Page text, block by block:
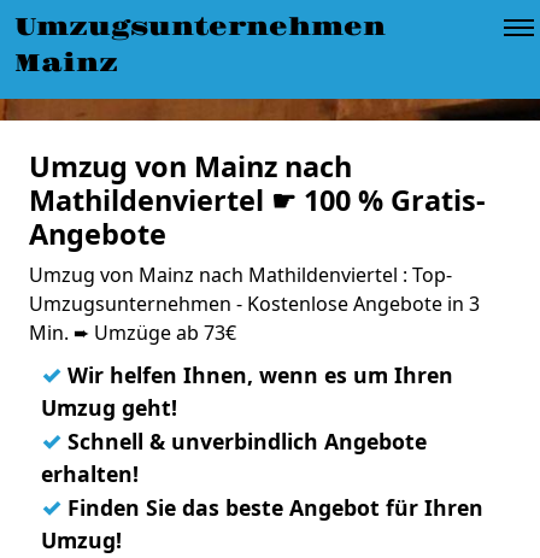
Umzugsunternehmen
Mainz
Umzug von Mainz nach
Mathildenviertel ☛ 100 % Gratis-
Angebote
Umzug von Mainz nach Mathildenviertel : Top-
Umzugsunternehmen - Kostenlose Angebote in 3
Min. ➨ Umzüge ab 73€
✓ Wir helfen Ihnen, wenn es um Ihren
Umzug geht!
✓ Schnell & unverbindlich Angebote
erhalten!
✓ Finden Sie das beste Angebot für Ihren
Umzug!